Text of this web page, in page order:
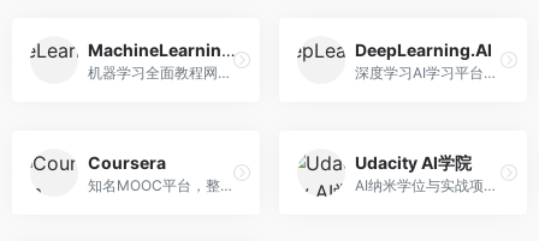
MachineLearningMastery
机器学习全面教程网站，专注于实用技能教学。面向开发者，提供机器学习算法、Python实现、项目实战等教程，实用性强。
DeepLearning.AI
深度学习AI学习平台，由吴恩达创立。面向AI学习者，提供深度学习专项课程、AI新闻、技术社区等资源，课程质量权威。
Coursera
知名MOOC平台，整合全球顶尖大学课程资源。面向学习者，提供AI、机器学习、深度学习等课程，证书认可度高，课程质量专业。
Udacity AI学院
AI纳米学位与实战项目平台，专注于职业导向学习。面向AI从业者，提供机器学习、深度学习、计算机视觉等纳米学位，项目实战性强。